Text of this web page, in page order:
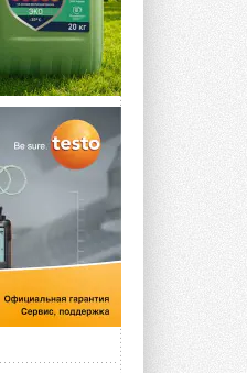
3 сентября в
Форум
участников ...
представила
насосов
In-One
связке с
и
установили ...